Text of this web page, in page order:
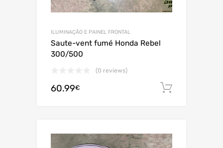
ILUMINAÇÃO E PAINEL FRONTAL
Saute-vent fumé Honda Rebel
300/500
(0 reviews)
60.99€